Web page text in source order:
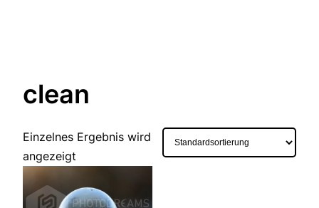
clean
Einzelnes Ergebnis wird
angezeigt